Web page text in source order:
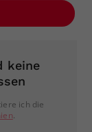
keine
ich die
.